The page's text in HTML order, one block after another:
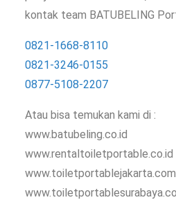
kontak team BATUBELING
0821-1668-8110
0821-3246-0155
0877-5108-2207
Atau bisa temukan kami di :
www.batubeling.co.id
www.rentaltoiletportable.co.id
www.toiletportablejakarta.com